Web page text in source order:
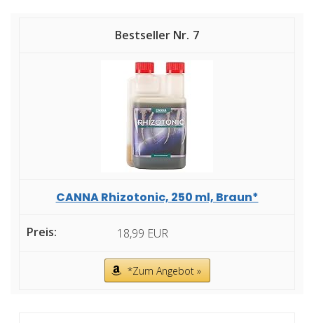
7
CANNA Rhizotonic, 250 ml, Braun*
18,99 EUR
*Zum Angebot »